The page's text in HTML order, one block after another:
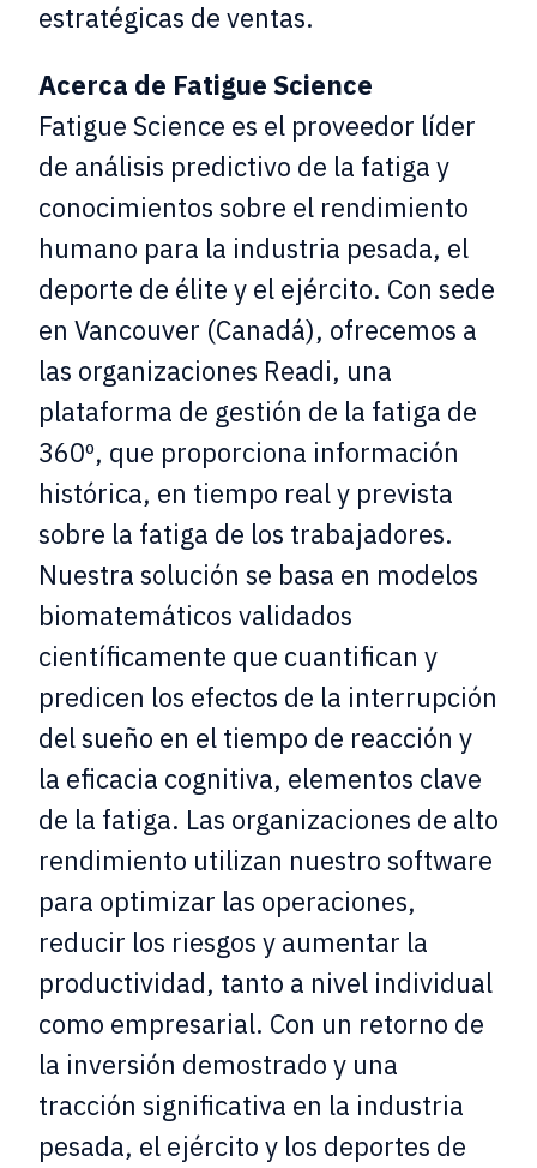
estratégicas de ventas.
Acerca de Fatigue Science
Fatigue Science es el proveedor líder
de análisis predictivo de la fatiga y
conocimientos sobre el rendimiento
humano para la industria pesada, el
deporte de élite y el ejército. Con sede
en Vancouver (Canadá), ofrecemos a
las organizaciones Readi, una
plataforma de gestión de la fatiga de
360º, que proporciona información
histórica, en tiempo real y prevista
sobre la fatiga de los trabajadores.
Nuestra solución se basa en modelos
biomatemáticos validados
científicamente que cuantifican y
predicen los efectos de la interrupción
del sueño en el tiempo de reacción y
la eficacia cognitiva, elementos clave
de la fatiga. Las organizaciones de alto
rendimiento utilizan nuestro software
para optimizar las operaciones,
reducir los riesgos y aumentar la
productividad, tanto a nivel individual
como empresarial. Con un retorno de
la inversión demostrado y una
tracción significativa en la industria
pesada, el ejército y los deportes de